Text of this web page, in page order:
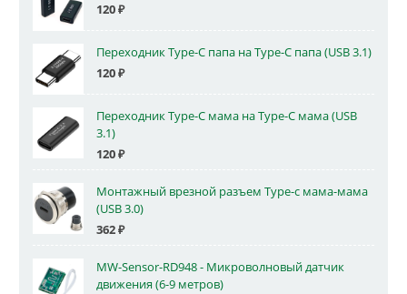
120₽
Переходник Type-C папа на Type-C папа (USB 3.1)
120₽
Переходник Type-C мама на Type-C мама (USB
3.1)
120₽
Монтажный врезной разъем Type-c мама-мама
(USB 3.0)
362₽
MW-Sensor-RD948 - Микроволновый датчик
движения (6-9 метров)